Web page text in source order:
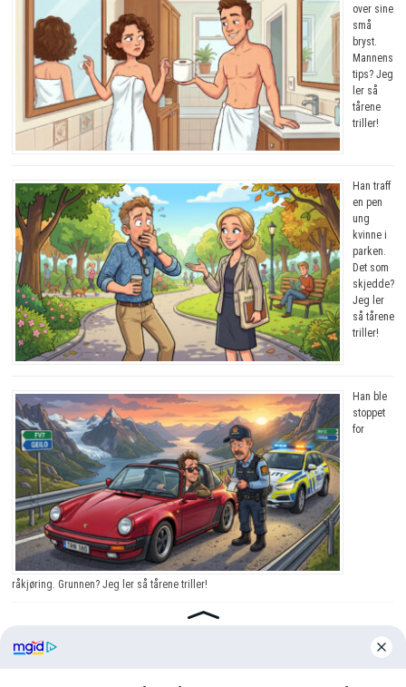
over sine
små
bryst.
Mannens
tips? Jeg
ler så
tårene
triller!
Han traff
en pen
ung
kvinne i
parken.
Det som
skjedde?
Jeg ler
så tårene
triller!
Han ble
stoppet
for
råkjøring. Grunnen? Jeg ler så tårene triller!